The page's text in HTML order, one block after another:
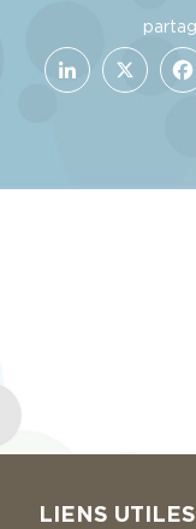
LIENS UTILES